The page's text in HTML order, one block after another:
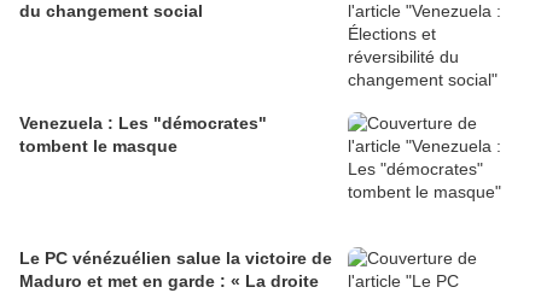
du changement social
Venezuela : Les "démocrates"
tombent le masque
Le PC vénézuélien salue la victoire de
Maduro et met en garde : « La droite